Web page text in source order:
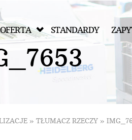
OFERTA STANDARDY
7653
» TŁUMACZ RZECZY »